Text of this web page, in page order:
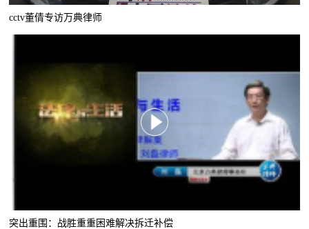
cctv董倩专访万典律师
突出重围：战胜重重困难解决拆迁补偿